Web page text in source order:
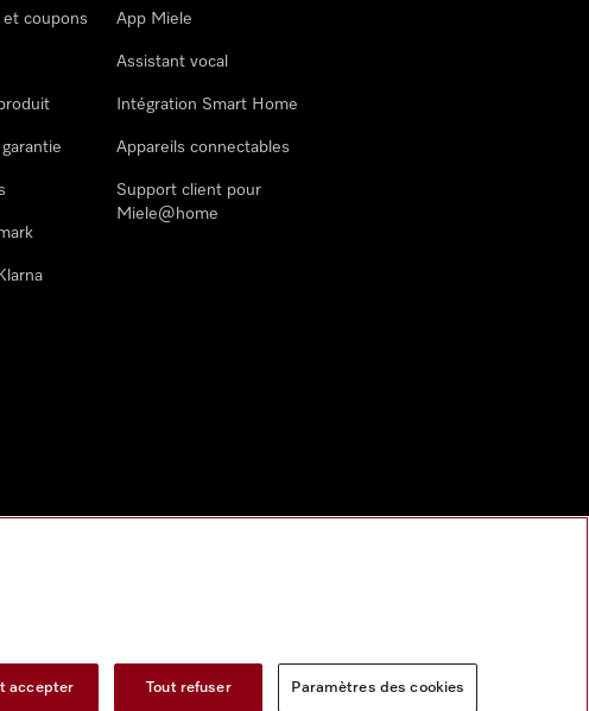
et coupons App Miele
Assistant vocal
Intégration Smart Home
Appareils connectables
Support client pour
Miele@home
accepter Tout refuser Paramètres des cookies